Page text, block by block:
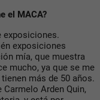
el MACA?
exposiciones.
exposiciones
mía, que muestra
mucho, ya que se me
más de 50 años.
Arden Quin,